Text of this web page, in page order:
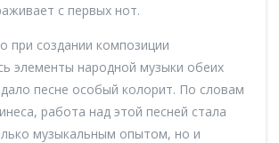
с первых нот.
при создании композиции
элементы народной музыки обеих
песне особый колорит. По словам
работа над этой песней стала
музыкальным опытом, но и